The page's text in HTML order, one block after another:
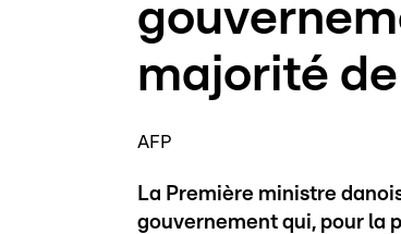
majorité
AFP
La Première ministre
gouvernement qui, pour la